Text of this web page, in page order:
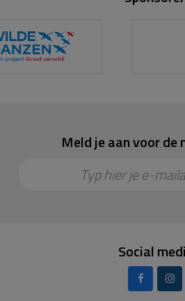
indrukwekkende programma!Alle
Meld je aan voor de
Typ hier je e-
Social